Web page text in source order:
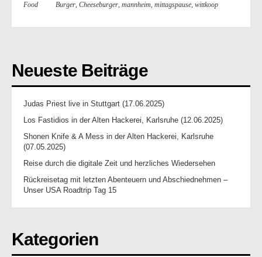
Food Burger, Cheeseburger, mannheim, mittagspause, wittkoop
Neueste Beiträge
Judas Priest live in Stuttgart (17.06.2025)
Los Fastidios in der Alten Hackerei, Karlsruhe (12.06.2025)
Shonen Knife & A Mess in der Alten Hackerei, Karlsruhe
(07.05.2025)
Reise durch die digitale Zeit und herzliches Wiedersehen
Rückreisetag mit letzten Abenteuern und Abschiednehmen –
Unser USA Roadtrip Tag 15
Kategorien